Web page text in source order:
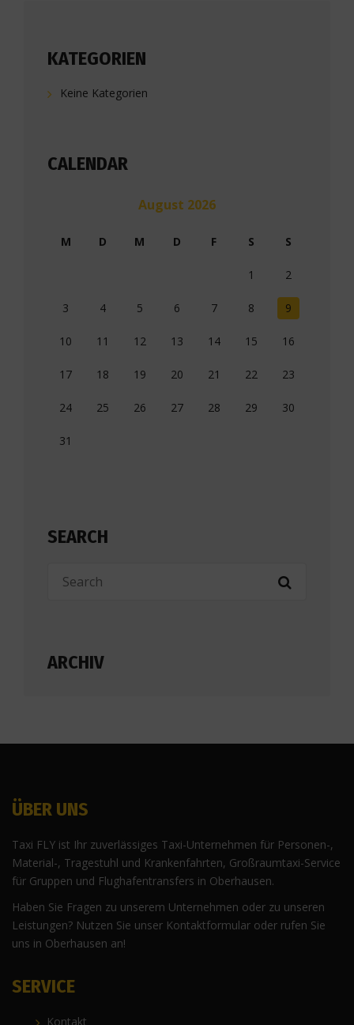
KATEGORIEN
Keine Kategorien
CALENDAR
August 2026
M D M D F S S
1 2
3 4 5 6 7 8 9
10 11 12 13 14 15 16
17 18 19 20 21 22 23
24 25 26 27 28 29 30
31
SEARCH
ARCHIV
ÜBER UNS
Taxi FLY ist Ihr zuverlässiges Taxi-Unternehmen für Personen-,
Material-, Tragestuhl und Krankenfahrten, Großraumtaxi-Service
für Gruppen und Flughafentransfers in Oberhausen.
Haben Sie Fragen zu unserem Unternehmen oder zu unseren
Leistungen? Nutzen Sie unser Kontaktformular oder rufen Sie
uns in Oberhausen an!
SERVICE
Kontakt